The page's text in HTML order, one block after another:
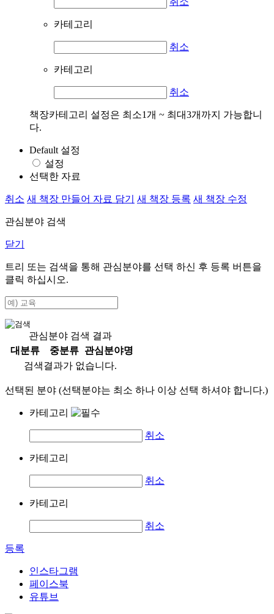
카테고리
취소
카테고리
취소
책장카테고리 설정은 최소1개 ~ 최대3개까지 가능합니
다.
Default 설정
설정
선택한 자료
취소 새 책장 만들어 자료 담기 새 책장 등록 새 책장 수정
관심분야 검색
닫기
트리 또는 검색을 통해 관심분야를 선택 하신 후 등록 버튼을
클릭 하십시오.
관심분야 검색 결과
대분류
중분류
관심분야명
검색결과가 없습니다.
선택된 분야 (선택분야는 최소 하나 이상 선택 하셔야 합니다.)
카테고리
취소
카테고리
취소
카테고리
취소
등록
인스타그램
페이스북
유튜브